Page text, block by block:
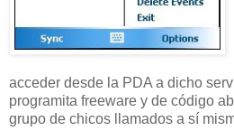
acceder desde la PDA a dicho
programita freeware y de código
grupo de chicos llamados a sí